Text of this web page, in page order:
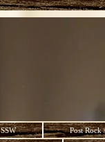
SSW
Post Rock